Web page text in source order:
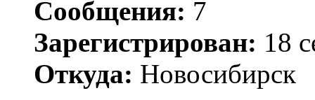
Сообщения: 7
Зарегистрирован: 18
Откуда: Новосибирск